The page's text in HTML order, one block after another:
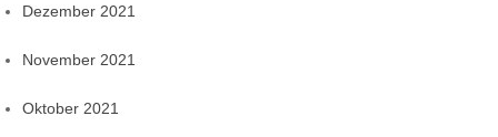
Dezember 2021
November 2021
Oktober 2021